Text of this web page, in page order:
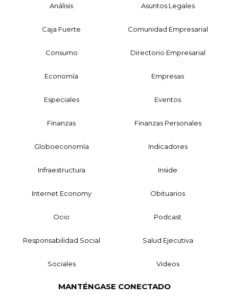
Análisis Asuntos Legales
Caja Fuerte Comunidad Empresarial
Consumo Directorio Empresarial
Economía Empresas
Especiales Eventos
Finanzas Finanzas Personales
Globoeconomía Indicadores
Infraestructura Inside
Internet Economy Obituarios
Ocio Podcast
Responsabilidad Social Salud Ejecutiva
Sociales Videos
MANTÉNGASE CONECTADO